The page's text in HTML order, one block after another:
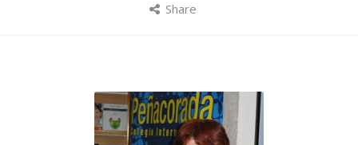
Share